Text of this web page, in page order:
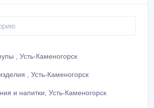
, Усть-Каменогорск
, Усть-Каменогорск
и напитки, Усть-Каменогорск